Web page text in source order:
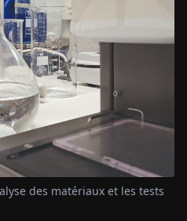
des matériaux et les tests